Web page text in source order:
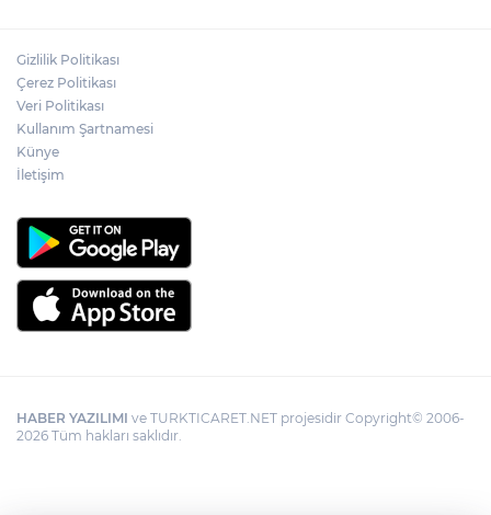
Gizlilik Politikası
Çerez Politikası
Veri Politikası
Kullanım Şartnamesi
Künye
İletişim
HABER YAZILIMI ve TURKTICARET.NET projesidir Copyright© 2006-
2026 Tüm hakları saklıdır.